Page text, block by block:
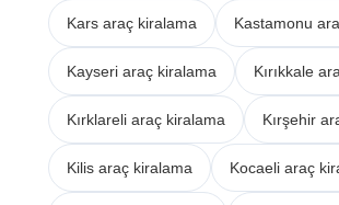
Kars araç kiralama Kastamonu
Kayseri araç kiralama Kırıkkale
Kırklareli araç kiralama Kırşehir
Kilis araç kiralama Kocaeli araç